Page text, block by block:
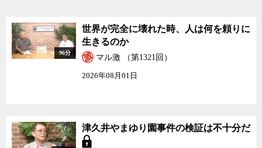
96分
世界が完全に壊れた時、人は何を頼りに
生きるのか
マル激 （第1321回）
2026年08月01日
津久井やまゆり園事件の検証は不十分だ